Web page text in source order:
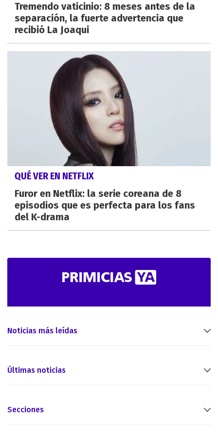
Tremendo vaticinio: 8 meses antes de la
separación, la fuerte advertencia que
recibió La Joaqui
QUÉ VER EN NETFLIX
Furor en Netflix: la serie coreana de 8
episodios que es perfecta para los fans
del K-drama
Noticias más leídas
Últimas noticias
Secciones